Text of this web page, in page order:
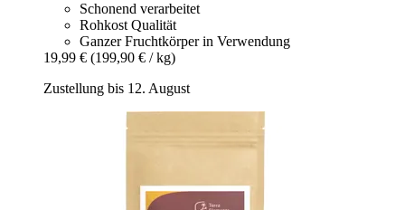
Schonend verarbeitet
Rohkost Qualität
Ganzer Fruchtkörper in Verwendung
19,99 € (199,90 € / kg)
Zustellung bis 12. August